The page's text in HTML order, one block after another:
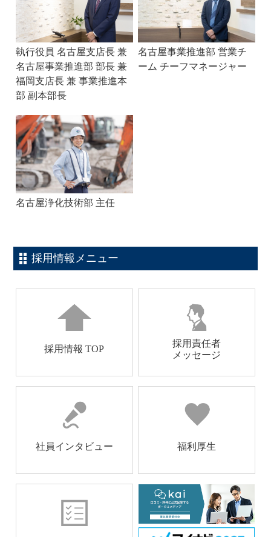
執行役員 名古屋支店長 兼
名古屋事業推進部 部長 兼
福岡支店長 兼 事業推進本
部 副本部長
名古屋事業推進部 営業チ
ーム チーフマネージャー
名古屋浄化技術部 主任
採用情報メニュー
採用情報 TOP
採用責任者
メッセージ
社員インタビュー 福利厚生